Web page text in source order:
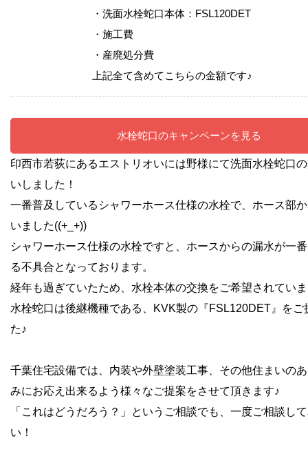
・洗面水栓蛇口本体：FSL120DET
・施工費
・産廃処分費
上記全て含めてこちらの金額です♪
水栓蛇口のキャンペーンを見る
印西市若荻にあるエストリオいには野様にて洗面水栓蛇口
いしました！
一番普及しているシャワーホース仕様の水栓で、ホース部
いました((+_+))
シャワーホース仕様の水栓ですと、ホースからの漏水が一
る不具合となっております。
経年も過ぎていたため、水栓本体の交換をご希望されてい
水栓蛇口は後継機種である、KVK製の『FSL120DET』をご
た♪
千葉住宅設備では、内装や外壁塗装工事、その他住まいの
みにお応え出来るよう様々なご提案をさせて頂きます♪
「これはどうだろう？」というご相談でも、一度ご相談し
い！